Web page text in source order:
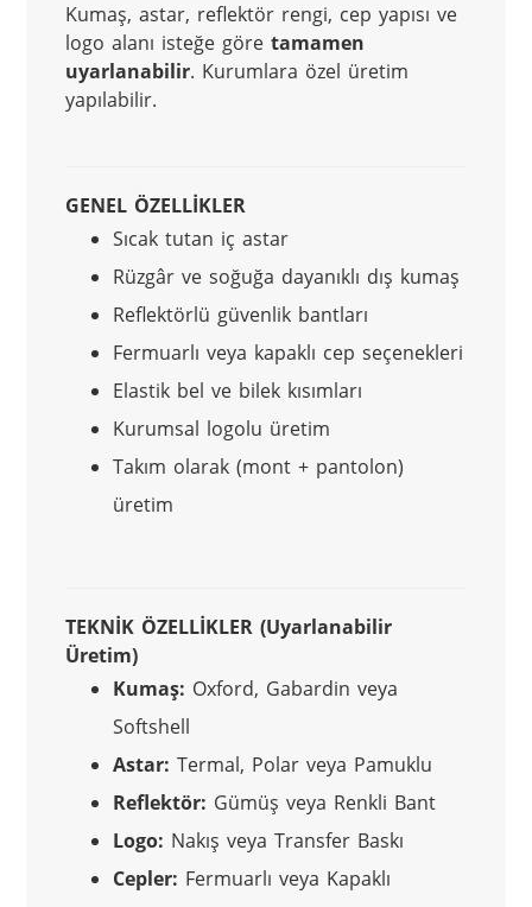
Kumaş, astar, reflektör rengi, cep yapısı ve
logo alanı isteğe göre tamamen
uyarlanabilir. Kurumlara özel üretim
yapılabilir.
GENEL ÖZELLİKLER
Sıcak tutan iç astar
Rüzgâr ve soğuğa dayanıklı dış kumaş
Reflektörlü güvenlik bantları
Fermuarlı veya kapaklı cep seçenekleri
Elastik bel ve bilek kısımları
Kurumsal logolu üretim
Takım olarak (mont + pantolon)
üretim
TEKNİK ÖZELLİKLER (Uyarlanabilir
Üretim)
Kumaş: Oxford, Gabardin veya
Softshell
Astar: Termal, Polar veya Pamuklu
Reflektör: Gümüş veya Renkli Bant
Logo: Nakış veya Transfer Baskı
Cepler: Fermuarlı veya Kapaklı